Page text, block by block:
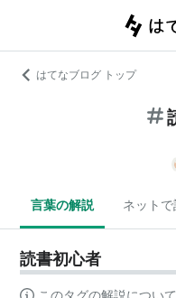
はてなブログ トップ
言葉の解説 ネットで
読書初心者
このタグの解説について